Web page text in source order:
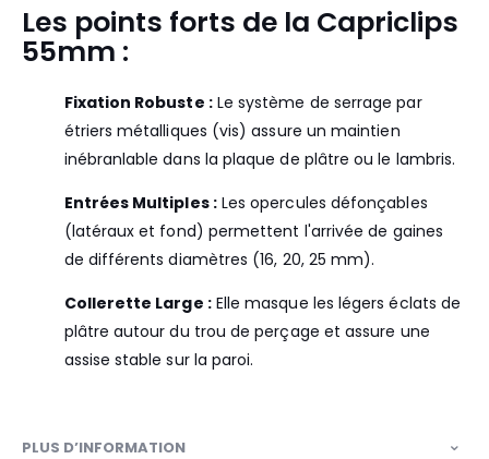
Les points forts de la Capriclips
55mm :
Fixation Robuste :Le système de serrage par
étriers métalliques (vis) assure un maintien
inébranlable dans la plaque de plâtre ou le lambris.
Entrées Multiples :Les opercules défonçables
(latéraux et fond) permettent l'arrivée de gaines
de différents diamètres (16, 20, 25 mm).
Collerette Large :Elle masque les légers éclats de
plâtre autour du trou de perçage et assure une
assise stable sur la paroi.
PLUS D’INFORMATION